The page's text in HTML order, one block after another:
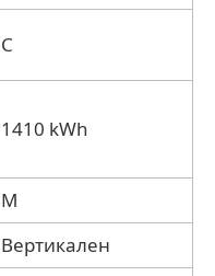
C
1410 kWh
M
Вертикален